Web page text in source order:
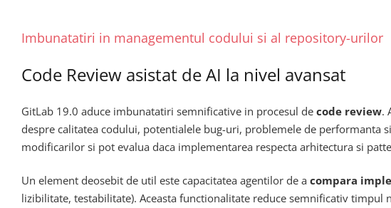
Imbunatatiri in managementul codului si al repository-urilor
Code Review asistat de AI la nivel avansat
GitLab 19.0 aduce imbunatatiri semnificative in procesul de code review.
despre calitatea codului, potentialele bug-uri, problemele de performanta
modificarilor si pot evalua daca implementarea respecta arhitectura si
Un element deosebit de util este capacitatea agentilor de a compara
lizibilitate, testabilitate). Aceasta functionalitate reduce semnificativ